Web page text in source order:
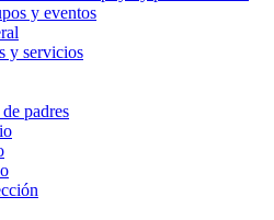
y eventos
y servicios
padres